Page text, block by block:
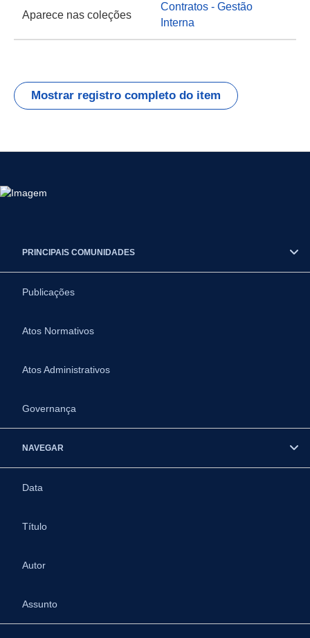
Aparece nas coleções
Contratos - Gestão
Interna
Mostrar registro completo do item
PRINCIPAIS COMUNIDADES
Publicações
Atos Normativos
Atos Administrativos
Governança
NAVEGAR
Data
Título
Autor
Assunto